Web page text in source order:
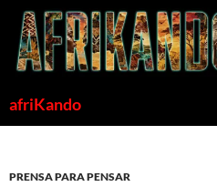
Saltar
contenido
afriKando
PRENSA PARA PENSAR